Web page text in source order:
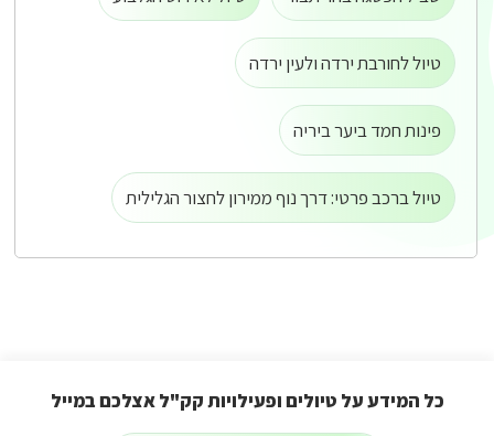
טיול לחורבת ירדה ולעין ירדה
פינות חמד ביער ביריה
טיול ברכב פרטי: דרך נוף ממירון לחצור הגלילית
כל המידע על טיולים ופעילויות קק"ל אצלכם במייל